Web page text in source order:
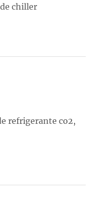
chiller
refrigerante co2,